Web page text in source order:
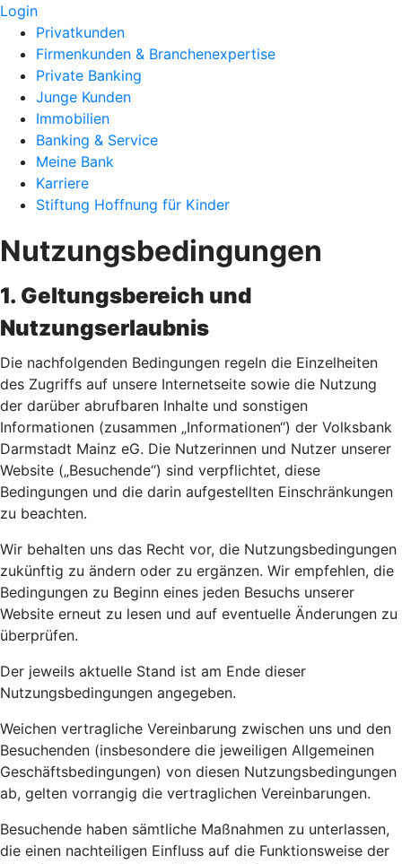
Login
Privatkunden
Firmenkunden & Branchenexpertise
Private Banking
Junge Kunden
Immobilien
Banking & Service
Meine Bank
Karriere
Stiftung Hoffnung für Kinder
Nutzungsbedingungen
1. Geltungsbereich und
Nutzungserlaubnis
Die nachfolgenden Bedingungen regeln die Einzelheiten
des Zugriffs auf unsere Internetseite sowie die Nutzung
der darüber abrufbaren Inhalte und sonstigen
Informationen (zusammen „Informationen“) der Volksbank
Darmstadt Mainz eG. Die Nutzerinnen und Nutzer unserer
Website („Besuchende“) sind verpflichtet, diese
Bedingungen und die darin aufgestellten Einschränkungen
zu beachten.
Wir behalten uns das Recht vor, die Nutzungsbedingungen
zukünftig zu ändern oder zu ergänzen. Wir empfehlen, die
Bedingungen zu Beginn eines jeden Besuchs unserer
Website erneut zu lesen und auf eventuelle Änderungen zu
überprüfen.
Der jeweils aktuelle Stand ist am Ende dieser
Nutzungsbedingungen angegeben.
Weichen vertragliche Vereinbarung zwischen uns und den
Besuchenden (insbesondere die jeweiligen Allgemeinen
Geschäftsbedingungen) von diesen Nutzungsbedingungen
ab, gelten vorrangig die vertraglichen Vereinbarungen.
Besuchende haben sämtliche Maßnahmen zu unterlassen,
die einen nachteiligen Einfluss auf die Funktionsweise der